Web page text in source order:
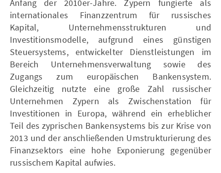
Anfang der 2010er-Jahre. Zypern fungierte als
internationales Finanzzentrum für russisches
Kapital, Unternehmensstrukturen und
Investitionsmodelle, aufgrund eines günstigen
Steuersystems, entwickelter Dienstleistungen im
Bereich Unternehmensverwaltung sowie des
Zugangs zum europäischen Bankensystem.
Gleichzeitig nutzte eine große Zahl russischer
Unternehmen Zypern als Zwischenstation für
Investitionen in Europa, während ein erheblicher
Teil des zyprischen Bankensystems bis zur Krise von
2013 und der anschließenden Umstrukturierung des
Finanzsektors eine hohe Exponierung gegenüber
russischem Kapital aufwies.